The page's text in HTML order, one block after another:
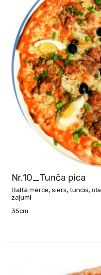
Nr.10_Tunča pica
Baltā mērce, siers, tuncis,
zaļumi
35cm